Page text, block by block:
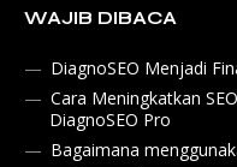
WAJIB DIBACA
DiagnoSEO Menjadi
Cara Meningkatkan
DiagnoSEO Pro
Bagaimana